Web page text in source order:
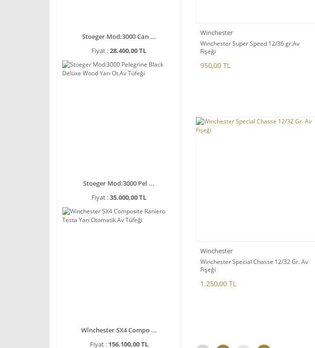
Stoeger Mod:3000 Can ...
Fiyat :28.400,00 TL
Stoeger Mod:3000 Pel ...
Fiyat :35.000,00 TL
Winchester SX4 Compo ...
Fiyat : 156.100,00 TL
Winchester
Winchester Super Speed 12/36 gr.Av
Fişeği
950,00 TL
Winchester
Winchester Special Chasse 12/32 Gr. Av
Fişeği
1.250,00 TL